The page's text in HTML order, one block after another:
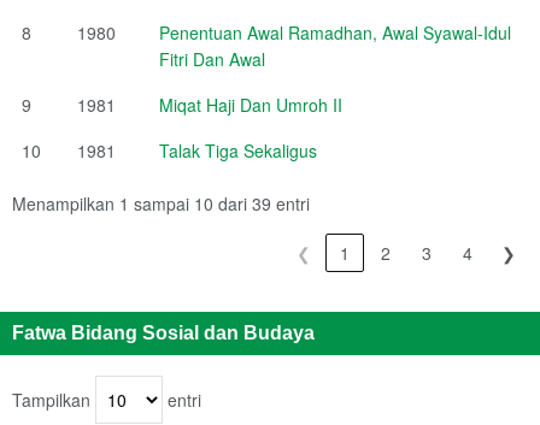
8
1980
Penentuan Awal Ramadhan, Awal Syawal-Idul
Fitri Dan Awal
9
1981
Miqat Haji Dan Umroh II
10
1981 Talak Tiga Sekaligus
Menampilkan 1 sampai 10 dari 39 entri
❮ 1 2 3 4 ❯
Fatwa Bidang Sosial dan Budaya
Tampilkan entri